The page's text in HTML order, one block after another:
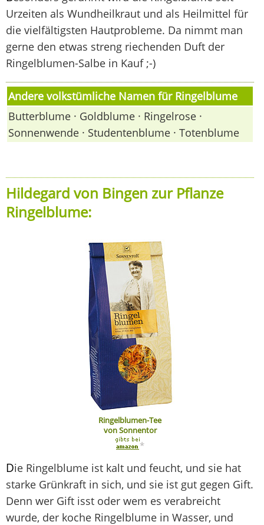
Urzeiten als Wundheilkraut und als Heilmittel für
die vielfältigsten Hautprobleme. Da nimmt man
gerne den etwas streng riechenden Duft der
Ringelblumen-Salbe in Kauf ;-)
Andere volkstümliche Namen für Ringelblume
Butterblume · Goldblume · Ringelrose ·
Sonnenwende · Studentenblume · Totenblume
Hildegard von Bingen zur Pflanze
Ringelblume:
Ringelblumen-Tee
von Sonnentor
*
Die Ringelblume ist kalt und feucht, und sie hat
starke Grünkraft in sich, und sie ist gut gegen Gift.
Denn wer Gift isst oder wem es verabreicht
wurde, der koche Ringelblume in Wasser, und